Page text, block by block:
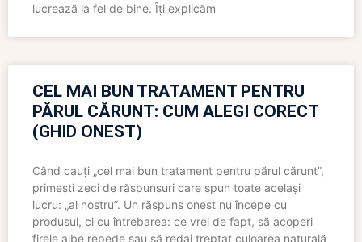
lucrează la fel de bine. Îți explicăm
CEL MAI BUN TRATAMENT PENTRU
PĂRUL CĂRUNT: CUM ALEGI CORECT
(GHID ONEST)
Când cauți „cel mai bun tratament pentru părul cărunt”,
primești zeci de răspunsuri care spun toate același
lucru: „al nostru”. Un răspuns onest nu începe cu
produsul, ci cu întrebarea: ce vrei de fapt, să acoperi
firele albe repede sau să redai treptat culoarea naturală